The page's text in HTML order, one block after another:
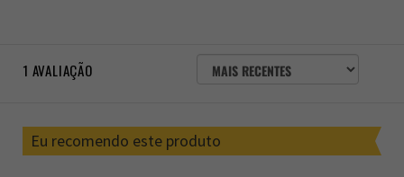
1 AVALIAÇÃO
ORDENAR
AVALIAÇÕES
Eu recomendo este produto